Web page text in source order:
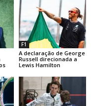
F1
A declaração de George
Russell direcionada a
Lewis Hamilton